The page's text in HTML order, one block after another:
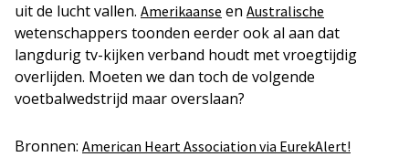
uit de lucht vallen. Amerikaanse en Australische
wetenschappers toonden eerder ook al aan dat
langdurig tv-kijken verband houdt met vroegtijdig
overlijden. Moeten we dan toch de volgende
voetbalwedstrijd maar overslaan?
Bronnen: American Heart Association via EurekAlert!